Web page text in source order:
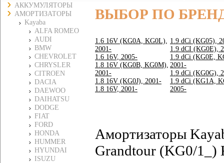
АККУМУЛЯТОРЫ
АМОРТИЗАТОРЫ
Kayaba
ALFA ROMEO
AUDI
BMW
CHEVROLET
CHRYSLER
CITROEN
DACIA
DAEWOO
DAIHATSU
DODGE
FIAT
FORD
HONDA
HUMMER
HYUNDAI
ISUZU
ВЫБОР ПО
1.6 16V (KG0A, KG0L),
2001-
1.6 16V, 2005-
1.8 16V (KG0B, KG0M),
2001-
1.8 16V (KG0J), 2001-
1.8 16V, 2001-
1.9 dCi (KG05),
1.9 dCI (KG0E),
1.9 dCi (KG0E,
2001-
1.9 dCi (KG0G),
1.9 dCi (KG1A,
2005-
Амортизаторы
Grandtour (KG0/1_)